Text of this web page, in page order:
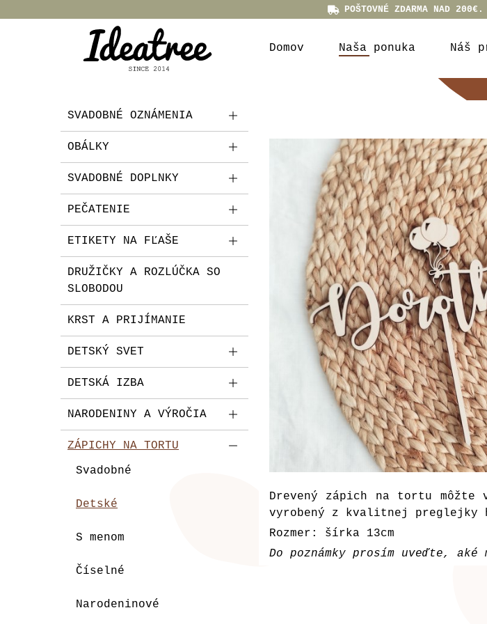
POŠTOVNÉ ZDARMA NAD
Domov Naša ponuka Náš
SVADOBNÉ OZNÁMENIA
OBÁLKY
SVADOBNÉ DOPLNKY
PEČATENIE
ETIKETY NA FĽAŠE
DRUŽIČKY A ROZLÚČKA SO
SLOBODOU
KRST A PRIJÍMANIE
DETSKÝ SVET
DETSKÁ IZBA
NARODENINY A VÝROČIA
ZÁPICHY NA TORTU
Svadobné
Detské
S menom
Číselné
Narodeninové
Drevený zápich na tortu
vyrobený z kvalitnej preglejky
Rozmer: šírka 13cm
Do poznámky prosím uveďte,